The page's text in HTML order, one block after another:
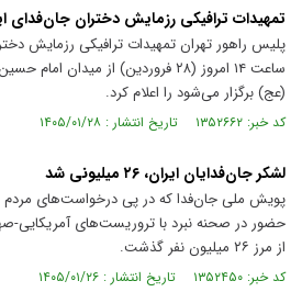
تمهیدات ترافیکی رزمایش دختران جان‌فدای
پلیس راهور تهران تمهیدات ترافیکی رزمایش
ساعت ۱۴ امروز (۲۸ فروردین) از میدان
(عج) برگزار می‌شود را اعلام کرد.
کد خبر: ۱۳۵۲۶۶۲ تاریخ انتشار : ۱۴۰۵/۰۱/۲۸
لشکر جان‌فدایان ایران، ۲۶ میلیونی شد
پویش ملی جان‌فدا که در پی درخواست‌های مردم
حضور در صحنه نبرد با تروریست‌های آمریکایی-
از مرز ۲۶ میلیون نفر گذشت.
کد خبر: ۱۳۵۲۴۵۰ تاریخ انتشار : ۱۴۰۵/۰۱/۲۶